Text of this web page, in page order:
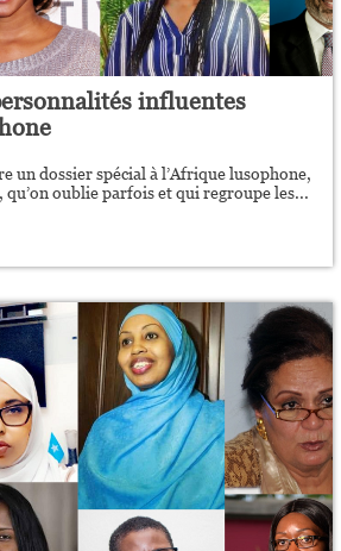
influentes
un dossier spécial à l’Afrique lusophone,
oublie parfois et qui regroupe les...